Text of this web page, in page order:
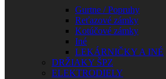
Gurtne / Popruhy
Reťazové zámky
Kotúčové zámky
Iné
LEKÁRNIČKY A INÉ
DRŽIAKY ŠPZ
ELEKTRODIELY